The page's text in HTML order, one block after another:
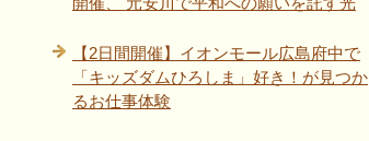
【2日間開催】イオンモール広島府中で
「キッズダムひろしま」好き！が見つか
るお仕事体験